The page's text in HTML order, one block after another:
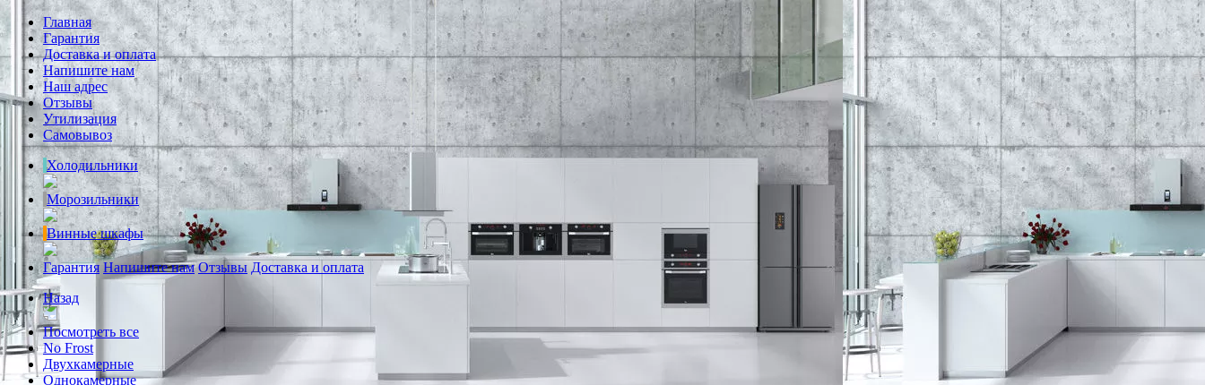
Главная
Гарантия
Доставка и оплата
Напишите нам
Наш адрес
Отзывы
Утилизация
Самовывоз
Холодильники
Морозильники
Винные шкафы
Гарантия Напишите нам Отзывы Доставка и оплата
Назад
Посмотреть все
No Frost
Двухкамерные
Однокамерные